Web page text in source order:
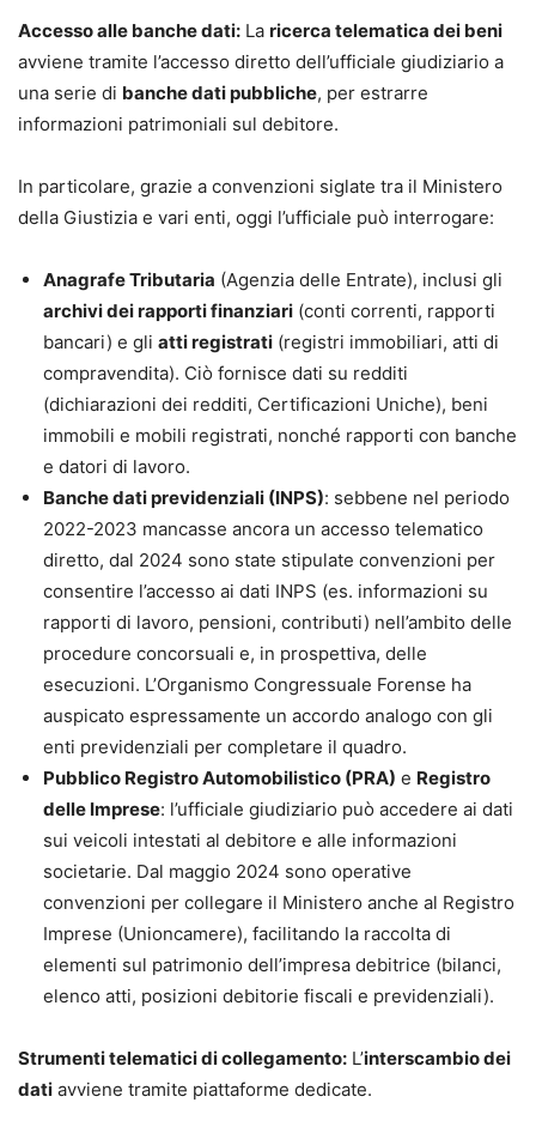
Accesso alle banche dati: La ricerca telematica dei beni
avviene tramite l’accesso diretto dell’ufficiale giudiziario a
una serie di banche dati pubbliche, per estrarre
informazioni patrimoniali sul debitore.
In particolare, grazie a convenzioni siglate tra il Ministero
della Giustizia e vari enti, oggi l’ufficiale può interrogare:
Anagrafe Tributaria (Agenzia delle Entrate), inclusi gli
archivi dei rapporti finanziari (conti correnti, rapporti
bancari) e gli atti registrati (registri immobiliari, atti di
compravendita). Ciò fornisce dati su redditi
(dichiarazioni dei redditi, Certificazioni Uniche), beni
immobili e mobili registrati, nonché rapporti con banche
e datori di lavoro.
Banche dati previdenziali (INPS): sebbene nel periodo
2022-2023 mancasse ancora un accesso telematico
diretto, dal 2024 sono state stipulate convenzioni per
consentire l’accesso ai dati INPS (es. informazioni su
rapporti di lavoro, pensioni, contributi) nell’ambito delle
procedure concorsuali e, in prospettiva, delle
esecuzioni. L’Organismo Congressuale Forense ha
auspicato espressamente un accordo analogo con gli
enti previdenziali per completare il quadro.
Pubblico Registro Automobilistico (PRA) e Registro
delle Imprese: l’ufficiale giudiziario può accedere ai dati
sui veicoli intestati al debitore e alle informazioni
societarie. Dal maggio 2024 sono operative
convenzioni per collegare il Ministero anche al Registro
Imprese (Unioncamere), facilitando la raccolta di
elementi sul patrimonio dell’impresa debitrice (bilanci,
elenco atti, posizioni debitorie fiscali e previdenziali).
Strumenti telematici di collegamento: L’interscambio dei
dati avviene tramite piattaforme dedicate.